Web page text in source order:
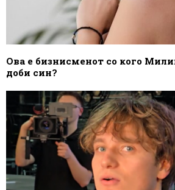
Ова е бизнисменот со кого
доби син?